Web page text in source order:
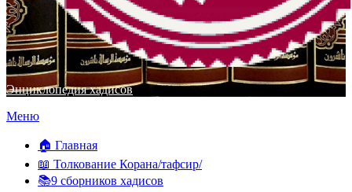
Энциклопедия хадисов
Перейти
содержимому
Меню
🏠 Главная
📖 Толкование Корана/тафсир/
📚9 сборников хадисов